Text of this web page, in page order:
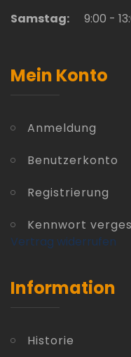
Samstag:
9:00 -
Mein Konto
Anmeldung
Benutzerkonto
Registrierung
Kennwort
Vertrag widerrufen
Information
Historie